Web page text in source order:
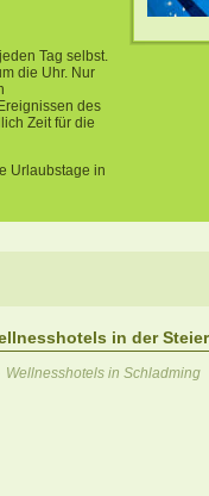
Tag selbst.
die Uhr. Nur
des
Zeit für die
Urlaubstage in
in der
Wellnesshotels in Schladming